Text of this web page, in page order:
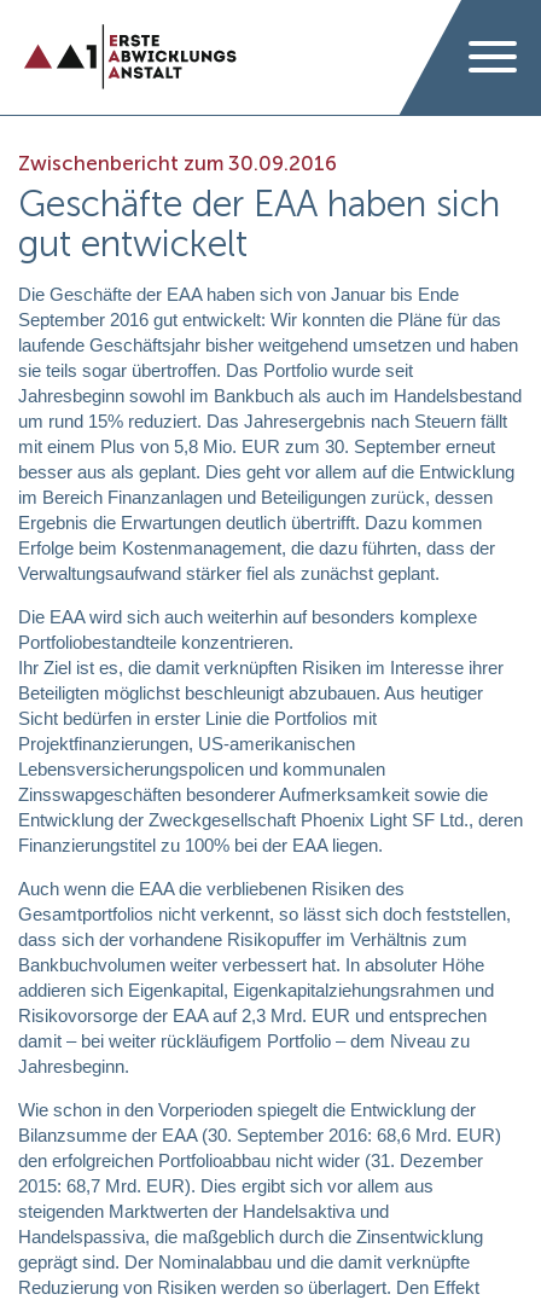
Zwischenbericht zum 30.09.2016
Geschäfte der EAA haben sich
gut entwickelt
Die Geschäfte der EAA haben sich von Januar bis Ende
September 2016 gut entwickelt: Wir konnten die Pläne für das
laufende Geschäftsjahr bisher weitgehend umsetzen und haben
sie teils sogar übertroffen. Das Portfolio wurde seit
Jahresbeginn sowohl im Bankbuch als auch im Handelsbestand
um rund 15% reduziert. Das Jahresergebnis nach Steuern fällt
mit einem Plus von 5,8 Mio. EUR zum 30. September erneut
besser aus als geplant. Dies geht vor allem auf die Entwicklung
im Bereich Finanzanlagen und Beteiligungen zurück, dessen
Ergebnis die Erwartungen deutlich übertrifft. Dazu kommen
Erfolge beim Kostenmanagement, die dazu führten, dass der
Verwaltungsaufwand stärker fiel als zunächst geplant.
Die EAA wird sich auch weiterhin auf besonders komplexe
Portfoliobestandteile konzentrieren.
Ihr Ziel ist es, die damit verknüpften Risiken im Interesse ihrer
Beteiligten möglichst beschleunigt abzubauen. Aus heutiger
Sicht bedürfen in erster Linie die Portfolios mit
Projektfinanzierungen, US-amerikanischen
Lebensversicherungspolicen und kommunalen
Zinsswapgeschäften besonderer Aufmerksamkeit sowie die
Entwicklung der Zweckgesellschaft Phoenix Light SF Ltd., deren
Finanzierungstitel zu 100% bei der EAA liegen.
Auch wenn die EAA die verbliebenen Risiken des
Gesamtportfolios nicht verkennt, so lässt sich doch feststellen,
dass sich der vorhandene Risikopuffer im Verhältnis zum
Bankbuchvolumen weiter verbessert hat. In absoluter Höhe
addieren sich Eigenkapital, Eigenkapitalziehungsrahmen und
Risikovorsorge der EAA auf 2,3 Mrd. EUR und entsprechen
damit – bei weiter rückläufigem Portfolio – dem Niveau zu
Jahresbeginn.
Wie schon in den Vorperioden spiegelt die Entwicklung der
Bilanzsumme der EAA (30. September 2016: 68,6 Mrd. EUR)
den erfolgreichen Portfolioabbau nicht wider (31. Dezember
2015: 68,7 Mrd. EUR). Dies ergibt sich vor allem aus
steigenden Marktwerten der Handelsaktiva und
Handelspassiva, die maßgeblich durch die Zinsentwicklung
geprägt sind. Der Nominalabbau und die damit verknüpfte
Reduzierung von Risiken werden so überlagert. Den Effekt